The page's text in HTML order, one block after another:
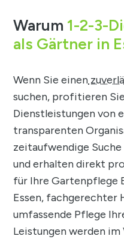
Warum 1-2-3-
als Gärtner in
Wenn Sie einen
suchen, profitieren
Dienstleistungen von
transparenten
zeitaufwendige
und erhalten direkt
für Ihre Gartenpflege
Essen, fachgerechter
umfassende Pflege
Leistungen werden